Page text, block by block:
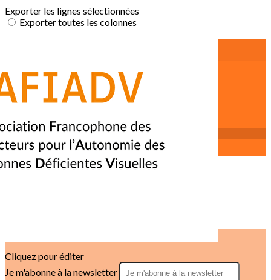
Exporter les lignes sélectionnées
Exporter toutes les colonnes
>
Instructeurs OM
Instructeurs AVJ
Annuaire des instructeurs indépendants
Annuaire des adhérents 🔒
?>
Cliquez pour éditer
Je m'abonne à la newsletter